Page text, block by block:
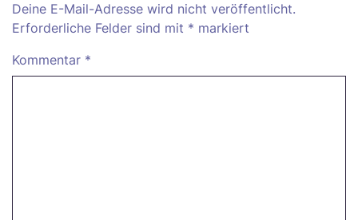
Deine E-Mail-Adresse wird nicht veröffentlicht.
Erforderliche Felder sind mit * markiert
Kommentar *